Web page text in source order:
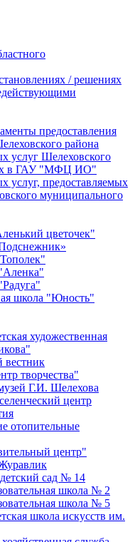
/ решениях
предоставления
района
услуг Шелеховского
в ГАУ "МФЦ ИО"
услуг, предоставляемых
муниципального
цветочек"
школа "Юность"
художественная
творчества"
Г.И. Шелехова
центр
отопительные
центр"
сад № 14
школа № 2
школа № 5
школа искусств им.